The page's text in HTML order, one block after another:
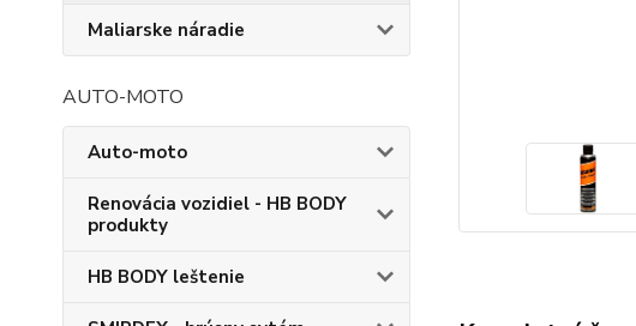
Maliarske náradie
AUTO-MOTO
Auto-moto
Renovácia vozidiel - HB BODY
produkty
HB BODY leštenie